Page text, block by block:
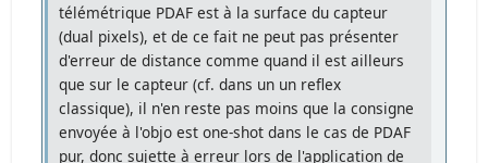
télémétrique PDAF est à la surface du capteur
(dual pixels), et de ce fait ne peut pas présenter
d'erreur de distance comme quand il est ailleurs
que sur le capteur (cf. dans un un reflex
classique), il n'en reste pas moins que la consigne
envoyée à l'objo est one-shot dans le cas de PDAF
pur, donc sujette à erreur lors de l'application de